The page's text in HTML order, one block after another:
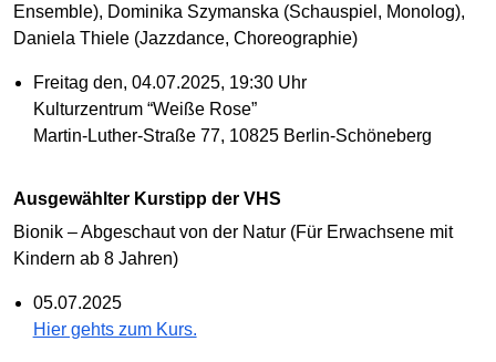
Ensemble), Dominika Szymanska (Schauspiel, Monolog),
Daniela Thiele (Jazzdance, Choreographie)
Freitag den, 04.07.2025, 19:30 Uhr
Kulturzentrum “Weiße Rose”
Martin-Luther-Straße 77, 10825 Berlin-Schöneberg
Ausgewählter Kurstipp der VHS
Bionik – Abgeschaut von der Natur (Für Erwachsene mit
Kindern ab 8 Jahren)
05.07.2025
Hier gehts zum Kurs.